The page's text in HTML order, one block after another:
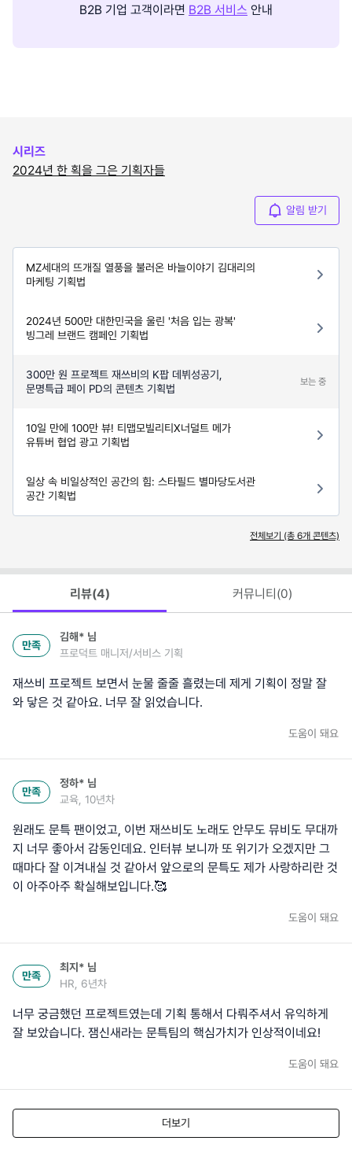
B2B 기업 고객이라면 B2B 서비스 안내
시리즈
2024년 한 획을 그은 기획자들
알림 받기
MZ세대의 뜨개질 열풍을 불러온 바늘이야기 김대리의
마케팅 기획법
2024년 500만 대한민국을 울린 '처음 입는 광복'
빙그레 브랜드 캠페인 기획법
300만 원 프로젝트 재쓰비의 K팝 데뷔성공기,
문명특급 페이 PD의 콘텐츠 기획법
보는 중
10일 만에 100만 뷰! 티맵모빌리티X너덜트 메가
유튜버 협업 광고 기획법
일상 속 비일상적인 공간의 힘: 스타필드 별마당도서관
공간 기획법
전체보기 (총 6개 콘텐츠)
리뷰(4) 커뮤니티(0)
만족
김해* 님
프로덕트 매니저/서비스 기획
재쓰비 프로젝트 보면서 눈물 줄줄 흘렸는데 제게 기획이 정말 잘
와 닿은 것 같아요. 너무 잘 읽었습니다.
도움이 돼요
만족
정하* 님
교육, 10년차
원래도 문특 팬이었고, 이번 재쓰비도 노래도 안무도 뮤비도 무대까
지 너무 좋아서 감동인데요. 인터뷰 보니까 또 위기가 오겠지만 그
때마다 잘 이겨내실 것 같아서 앞으로의 문특도 제가 사랑하리란 것
이 아주아주 확실해보입니다.🥰
도움이 돼요
만족
최지* 님
HR, 6년차
너무 궁금했던 프로젝트였는데 기획 통해서 다뤄주셔서 유익하게
잘 보았습니다. 잼신새라는 문특팀의 핵심가치가 인상적이네요!
도움이 돼요
더보기